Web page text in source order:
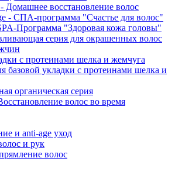
Домашнее восстановление волос
- СПА-программа "Счастье для волос"
Программа "Здоровая кожа головы"
серия для окрашенных волос
с протеинами шелка и жемчуга
базовой укладки с протеинами шелка и
органическая серия
волос во время
и anti-age уход
и рук
волос